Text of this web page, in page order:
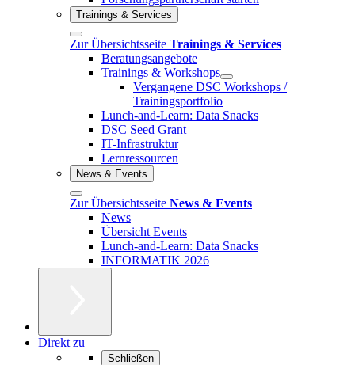
Trainings & Services
Zur Übersichtsseite Trainings & Services
Beratungsangebote
Trainings & Workshops
Vergangene DSC Workshops /
Trainingsportfolio
Lunch-and-Learn: Data Snacks
DSC Seed Grant
IT-Infrastruktur
Lernressourcen
News & Events
Zur Übersichtsseite News & Events
News
Übersicht Events
Lunch-and-Learn: Data Snacks
INFORMATIK 2026
Direkt zu
Schließen